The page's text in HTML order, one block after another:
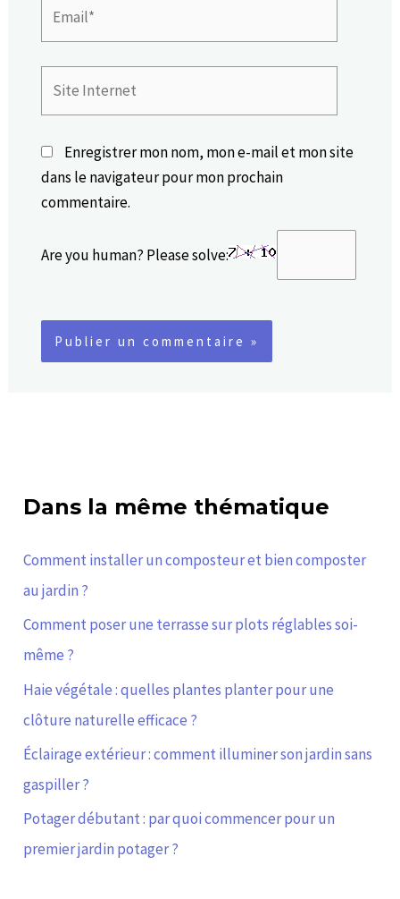
Internet
Enregistrer mon nom, mon e-mail et mon site
dans le navigateur pour mon prochain
commentaire.
Are you human? Please solve:
Dans la même thématique
Comment installer un composteur et bien composter
au jardin ?
Comment poser une terrasse sur plots réglables soi-
même ?
Haie végétale : quelles plantes planter pour une
clôture naturelle efficace ?
Éclairage extérieur : comment illuminer son jardin sans
gaspiller ?
Potager débutant : par quoi commencer pour un
premier jardin potager ?